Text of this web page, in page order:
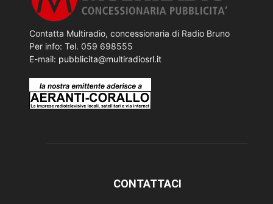
Contatta Multiradio, concessionaria di Radio Bruno
Per info: Tel. 059 698555
E-mail: pubblicita@multiradiosrl.it
CONTATTACI